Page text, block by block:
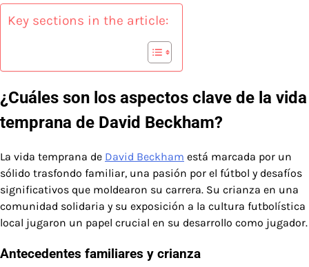
Key sections in the article:
¿Cuáles son los aspectos clave de la vida
temprana de David Beckham?
La vida temprana de David Beckham está marcada por un
sólido trasfondo familiar, una pasión por el fútbol y desafíos
significativos que moldearon su carrera. Su crianza en una
comunidad solidaria y su exposición a la cultura futbolística
local jugaron un papel crucial en su desarrollo como jugador.
Antecedentes familiares y crianza